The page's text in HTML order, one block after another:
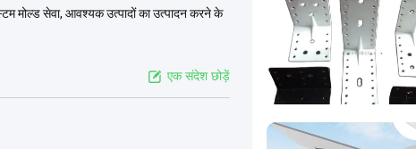
मोल्ड सेवा, आवश्यक उत्पादों का उत्पादन करने के
एक संदेश छोड़ें